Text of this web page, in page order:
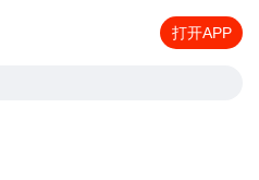
打开APP